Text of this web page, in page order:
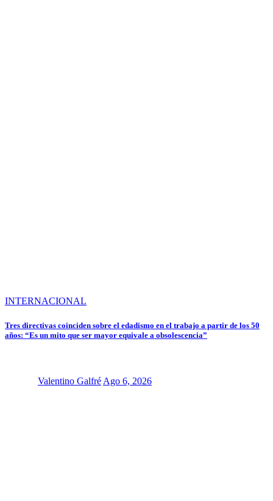
INTERNACIONAL
Tres directivas coinciden sobre el edadismo en el trabajo a partir de los 50
años: “Es un mito que ser mayor equivale a obsolescencia”
Valentino Galfré Ago 6, 2026